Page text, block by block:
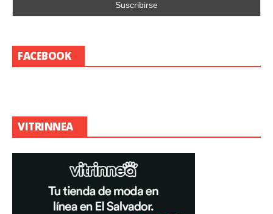
FACEBOOK
VITRINNEA